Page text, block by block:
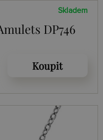
Skladem
DP746
Koupit